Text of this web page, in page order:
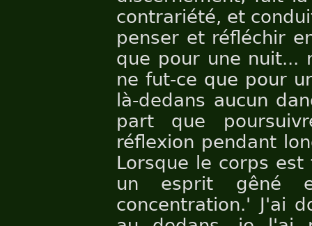
contrariété, et
penser et réfléchir
que pour une nuit...
ne fut-ce que pour
là-dedans aucun
part que
réflexion pendant
Lorsque le corps
un esprit gêné
concentration.' J'ai